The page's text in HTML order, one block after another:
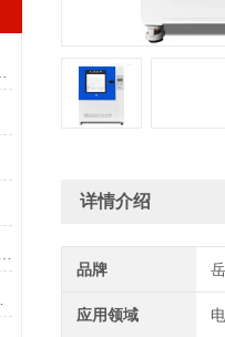
详情介绍
品牌
应用领域